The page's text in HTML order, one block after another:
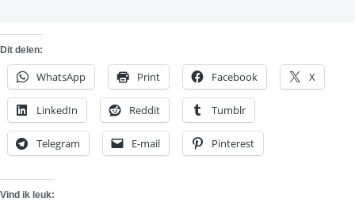
Dit delen:
WhatsApp Print Facebook X
LinkedIn Reddit Tumblr
Telegram E-mail Pinterest
Vind ik leuk: